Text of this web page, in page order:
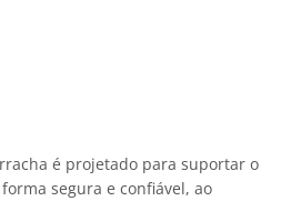
é projetado para suportar o
segura e confiável, ao